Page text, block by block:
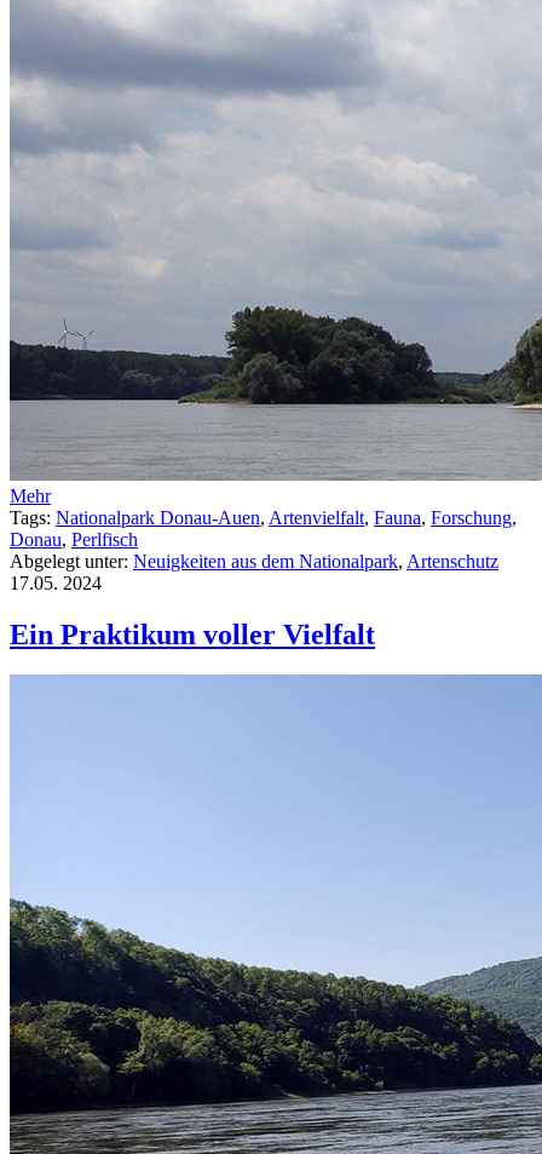
Mehr
Tags: Nationalpark Donau-Auen, Artenvielfalt, Fauna, Forschung,
Donau, Perlfisch
Abgelegt unter: Neuigkeiten aus dem Nationalpark, Artenschutz
17.05. 2024
Ein Praktikum voller Vielfalt